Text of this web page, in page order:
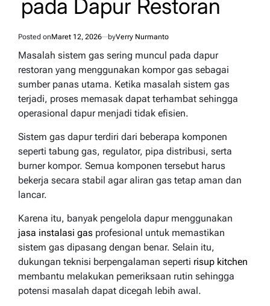
pada Dapur Restoran
Posted onMaret 12, 2026 byVerry Nurmanto
Masalah sistem gas sering muncul pada dapur
restoran yang menggunakan kompor gas sebagai
sumber panas utama. Ketika masalah sistem gas
terjadi, proses memasak dapat terhambat sehingga
operasional dapur menjadi tidak efisien.
Sistem gas dapur terdiri dari beberapa komponen
seperti tabung gas, regulator, pipa distribusi, serta
burner kompor. Semua komponen tersebut harus
bekerja secara stabil agar aliran gas tetap aman dan
lancar.
Karena itu, banyak pengelola dapur menggunakan
jasa instalasi gas profesional untuk memastikan
sistem gas dipasang dengan benar. Selain itu,
dukungan teknisi berpengalaman seperti risup kitchen
membantu melakukan pemeriksaan rutin sehingga
potensi masalah dapat dicegah lebih awal.